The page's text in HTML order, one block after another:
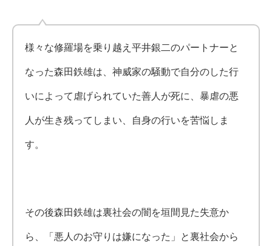
様々な修羅場を乗り越え平井銀二のパートナーと
なった森田鉄雄は、神威家の騒動で自分のした行
いによって虐げられていた善人が死に、暴虐の悪
人が生き残ってしまい、自身の行いを苦悩しま
す。
その後森田鉄雄は裏社会の闇を垣間見た失意か
ら、「悪人のお守りは嫌になった」と裏社会から